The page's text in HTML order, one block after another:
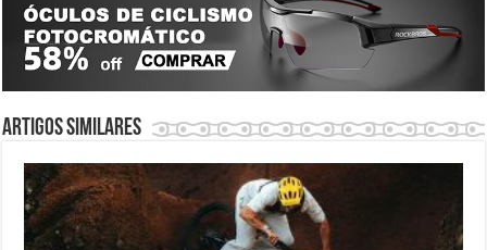
Artigos similares